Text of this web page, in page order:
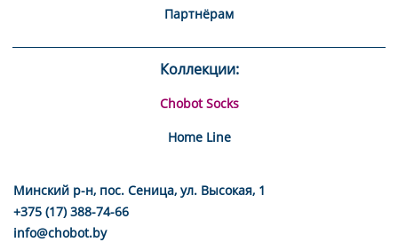
Партнёрам
Коллекции:
Chobot Socks
Home Line
Минский р-н, пос. Сеница, ул. Высокая, 1
+375 (17) 388-74-66
info@chobot.by